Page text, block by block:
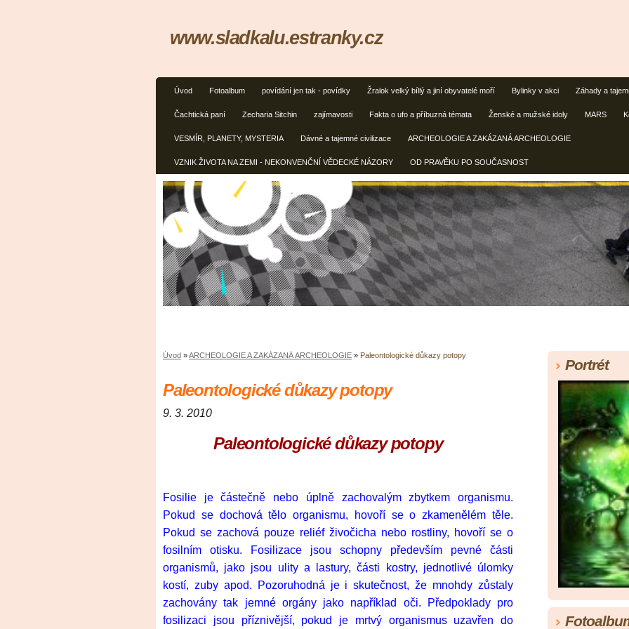
Úvod Fotoalbum povídání jen tak - povídky Žralok velký bíllý a jiní obyvatelé moří Bylinky v akci Záhady a
Čachtická paní Zecharia Sitchin zajímavosti Fakta o ufo a příbuzná témata Ženské a mužské idoly MARS
VESMÍR, PLANETY, MYSTERIA Dávné a tajemné civilizace ARCHEOLOGIE A ZAKÁZANÁ ARCHEOLOGIE
VZNIK ŽIVOTA NA ZEMI - NEKONVENČNÍ VĚDECKÉ NÁZORY OD PRAVĚKU PO SOUČASNOST
www.sladkalu.estranky.cz
Úvod »ARCHEOLOGIE A ZAKÁZANÁ ARCHEOLOGIE » Paleontologické důkazy potopy
Paleontologické důkazy potopy
9. 3. 2010
Paleontologické důkazy potopy
Fosilie je částečně nebo úplně zachovalým zbytkem organismu.
Pokud se dochová tělo organismu, hovoří se o zkamenělém těle.
Pokud se zachová pouze reliéf živočicha nebo rostliny, hovoří se o
fosilním otisku. Fosilizace jsou schopny především pevné části
organismů, jako jsou ulity a lastury, části kostry, jednotlivé úlomky
kostí, zuby apod. Pozoruhodná je i skutečnost, že mnohdy zůstaly
zachovány tak jemné orgány jako například oči.
Předpoklady pro
fosilizaci jsou příznivější, pokud je mrtvý organismus uzavřen do
Portrét